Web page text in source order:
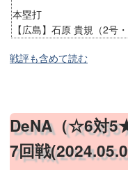
本塁打
【広島】石原 貴規（2号
戦評も含めて読む
DeNA（☆6対
7回戦